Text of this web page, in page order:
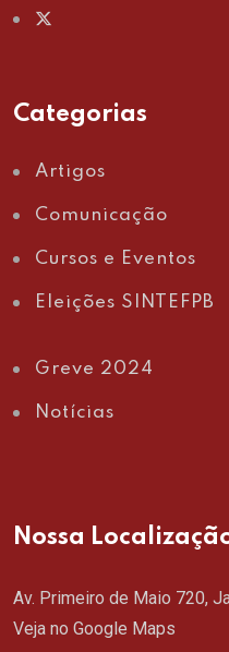
Categorias
Artigos
Comunicação
Cursos e Eventos
Eleições SINTEFPB
Greve 2024
Notícias
Nossa
Av. Primeiro de Maio 720,
Veja no Google Maps